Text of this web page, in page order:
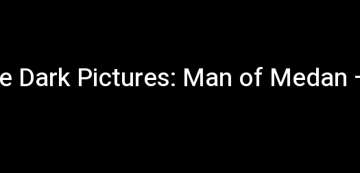
Dark Pictures: Man of Medan